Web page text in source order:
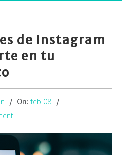
de Instagram
en tu
On:feb 08